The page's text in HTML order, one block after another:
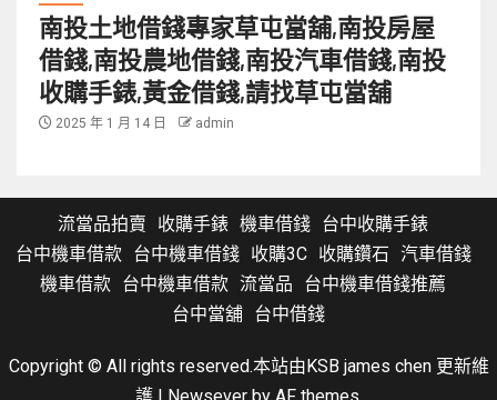
南投土地借錢專家草屯當舖,南投房屋
借錢,南投農地借錢,南投汽車借錢,南投
收購手錶,黃金借錢,請找草屯當舖
2025 年 1 月 14 日 admin
流當品拍賣 收購手錶 機車借錢 台中收購手錶
台中機車借款
台中機車借錢 收購3C 收購鑽石 汽車借錢
機車借款 台中機車借款 流當品
台中機車借錢推薦
台中當舖 台中借錢
Copyright © All rights reserved.本站由KSB james chen 更新維